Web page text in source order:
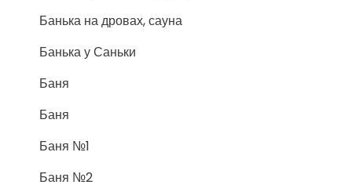
Банька на дровах, сауна
Банька у Саньки
Баня
Баня
Баня №1
Баня №2